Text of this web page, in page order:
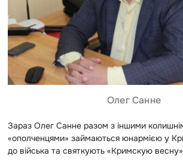
Олег Санне
Зараз Олег Санне разом з іншими
«ополченцями» займаються юнармією у
до війська та святкують «Кримскую